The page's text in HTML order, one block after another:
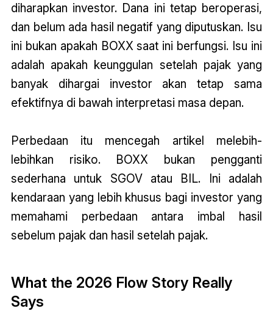
diharapkan investor. Dana ini tetap beroperasi,
dan belum ada hasil negatif yang diputuskan. Isu
ini bukan apakah BOXX saat ini berfungsi. Isu ini
adalah apakah keunggulan setelah pajak yang
banyak dihargai investor akan tetap sama
efektifnya di bawah interpretasi masa depan.
Perbedaan itu mencegah artikel melebih-
lebihkan risiko. BOXX bukan pengganti
sederhana untuk SGOV atau BIL. Ini adalah
kendaraan yang lebih khusus bagi investor yang
memahami perbedaan antara imbal hasil
sebelum pajak dan hasil setelah pajak.
What the 2026 Flow Story Really
Says